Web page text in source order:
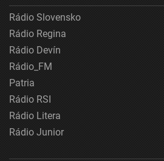
Rádio Slovensko
Rádio Regina
Rádio Devín
Rádio_FM
Patria
Rádio RSI
Rádio Litera
Rádio Junior